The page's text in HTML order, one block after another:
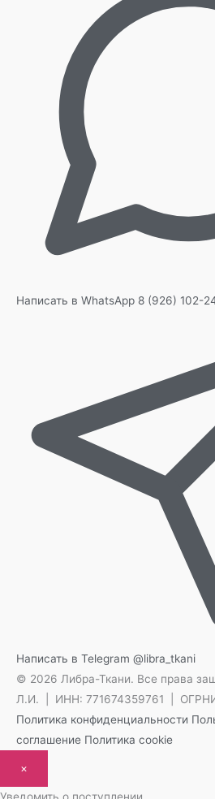
Написать в WhatsApp 8 (926) 102-
Написать в Telegram @libra_tkani
© 2026 Либра-Ткани. Все права
Л.И. | ИНН: 771674359761 |
Политика конфиденциальности
соглашение Политика cookie
×